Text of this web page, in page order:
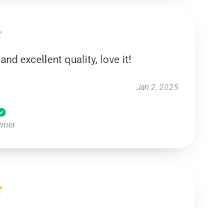
excellent quality, love it!
Jan 2, 2025